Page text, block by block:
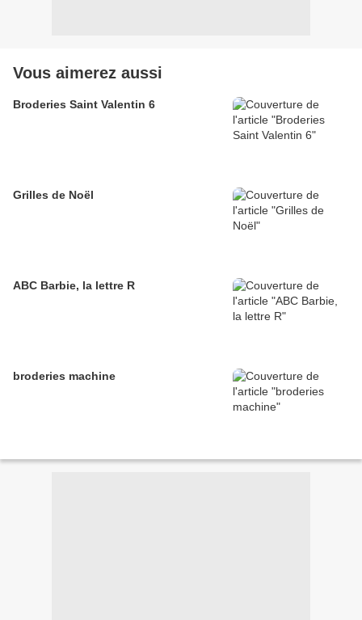
Vous aimerez aussi
Broderies Saint Valentin 6
Grilles de Noël
ABC Barbie, la lettre R
broderies machine